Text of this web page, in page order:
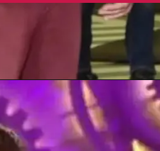
https://gazetapost.com/salman-khan-charge-rs-1000-crore-for-hosting-bigg-boss-16/57822/